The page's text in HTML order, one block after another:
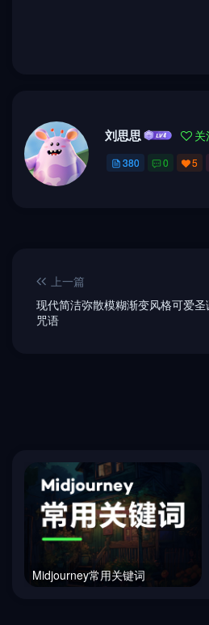
刘思思 关
380 0 5
上一篇
现代简洁弥散模糊渐变风格可爱
咒语
Midjourney常用关键词